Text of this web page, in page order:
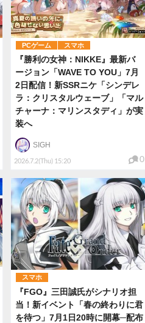
PCゲーム スマホ
『勝利の女神：NIKKE』最新バ
ージョン「WAVE TO YOU」7月
2日配信！新SSRニケ「シンデレ
ラ：クリスタルウェーブ」「マル
チャーナ：マリンスタディ」が実
装へ
2026.7.2(Thu) 15:20
SIGH
0
スマホ
『FGO』三田誠氏がシナリオ担
当！新イベント「春の終わりに君
を待つ」7月1日20時に開幕─配布